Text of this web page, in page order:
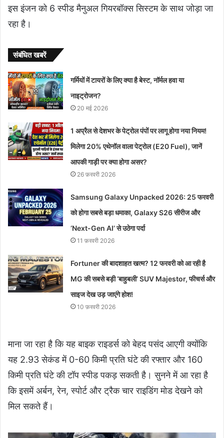
इस इंजन को 6 स्पीड मैनुअल गियरबॉक्स सिस्टम के साथ जोड़ा जा
रहा है।
संबंधित खबरें
गर्मियों में टायरों के लिए क्या है बेस्ट, नॉर्मल हवा या
नाइट्रोजन?
20 मई 2026
1 अप्रैल से देशभर के पेट्रोल पंपों पर लागू होगा नया नियम!
मिलेगा 20% एथेनॉल वाला पेट्रोल (E20 Fuel), जानें
आपकी गाड़ी पर क्या होगा असर?
26 फ़रवरी 2026
Samsung Galaxy Unpacked 2026: 25 फरवरी
को होगा सबसे बड़ा धमाका, Galaxy S26 सीरीज और
‘Next-Gen AI’ से उठेगा पर्दा
11 फ़रवरी 2026
Fortuner की बादशाहत खत्‍म? 12 फरवरी को आ रही है
MG की सबसे बड़ी ‘बाहुबली’ SUV Majestor, फीचर्स और
साइज देख उड़ जाएंगे होश!
10 फ़रवरी 2026
माना जा रहा है कि यह बाइक राइडर्स को बेहद पसंद आएगी क्योंकि
यह 2.93 सेकंड में 0-60 किमी प्रति घंटे की रफ्तार और 160
किमी प्रति घंटे की टॉप स्पीड पकड़ सकती है। सुनने में आ रहा है
कि इसमें अर्बन, रेन, स्पोर्ट और ट्रैक चार राइडिंग मोड देखने को
मिल सकते हैं।